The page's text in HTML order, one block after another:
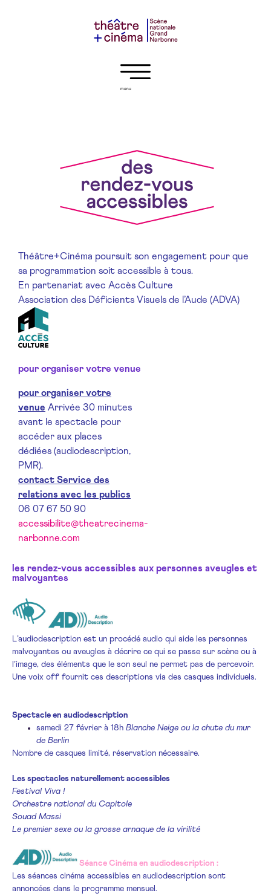
menu
Théâtre+Cinéma poursuit son engagement pour que
sa programmation soit accessible à tous.
En partenariat avec Accès Culture
Association des Déficients Visuels de l’Aude (ADVA)
pour organiser votre venue
pour organiser votre
venue Arrivée 30 minutes
avant le spectacle pour
accéder aux places
dédiées (audiodescription,
PMR).
contact Service des
relations avec les publics
06 07 67 50 90
accessibilite@theatrecinema-
narbonne.com
les rendez-vous accessibles aux personnes aveugles et
malvoyantes
L’audiodescription est un procédé audio qui aide les personnes
malvoyantes ou aveugles à décrire ce qui se passe sur scène ou à
l’image, des éléments que le son seul ne permet pas de percevoir.
Une voix off fournit ces descriptions via des casques individuels.
Spectacle en audiodescription
samedi 27 février à 18h Blanche Neige ou la chute du mur
de Berlin
Nombre de casques limité, réservation nécessaire.
Les spectacles naturellement accessibles
Festival Viva !
Orchestre national du Capitole
Souad Massi
Le premier sexe ou la grosse arnaque de la virilité
Séance Cinéma en audiodescription :
Les séances cinéma accessibles en audiodescription sont
annoncées dans le programme mensuel.